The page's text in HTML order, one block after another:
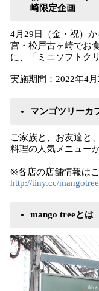
崎限定企画
4月29日（金・祝）
宮・松戸古ヶ崎でお
に、「ミニソフトク
実施期間：2022年4
マンゴツリーカ
ご家族と、お友達と
料理の人気メニュー
※各店の店舗情報は
http://tiny.cc/
mango treeとは